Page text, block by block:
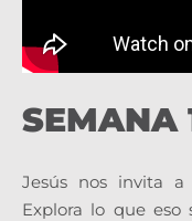
SEMANA
Jesús nos invita
Explora lo que eso